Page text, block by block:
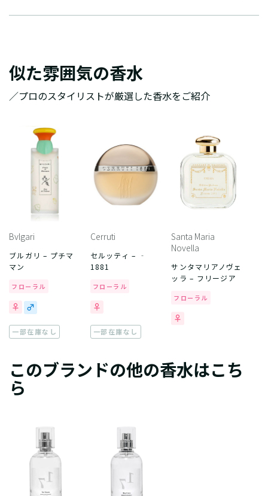
似た雰囲気の香水
／プロのスタイリストが厳選した香水をご紹介
Bvlgari
ブルガリ – プチマ
マン
フローラル
一部在庫なし
Cerruti
セルッティ – ‐
1881
フローラル
一部在庫なし
Santa Maria
Novella
サンタマリアノヴェ
ッラ – フリージア
フローラル
このブランドの他の香水はこち
ら